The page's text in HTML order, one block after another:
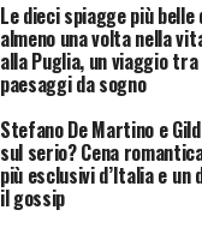
Le dieci spiagge più belle
almeno una volta nella
alla Puglia, un viaggio
paesaggi da sogno
Stefano De Martino e
sul serio? Cena
più esclusivi d’Italia e
il gossip